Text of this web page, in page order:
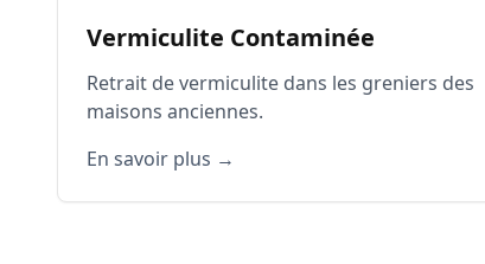
Vermiculite Contaminée
Retrait de vermiculite dans les greniers des
maisons anciennes.
En savoir plus →